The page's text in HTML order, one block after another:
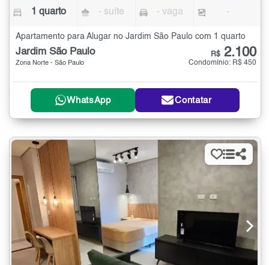
1 quarto - suíte - vaga -
Apartamento para Alugar no Jardim São Paulo com 1 quarto
Jardim São Paulo
Zona Norte - São Paulo
R$ 2.100
Condomínio: R$ 450
WhatsApp Contatar